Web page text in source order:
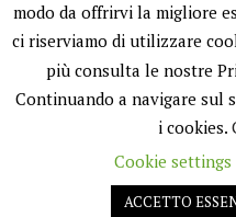
ISCRIVITI
modo da offrirvi la migliore
ci riserviamo di utilizzare
più consulta le nostre
Continuando a navigare sul
i cookies.
Cookie settings
ACCETTO